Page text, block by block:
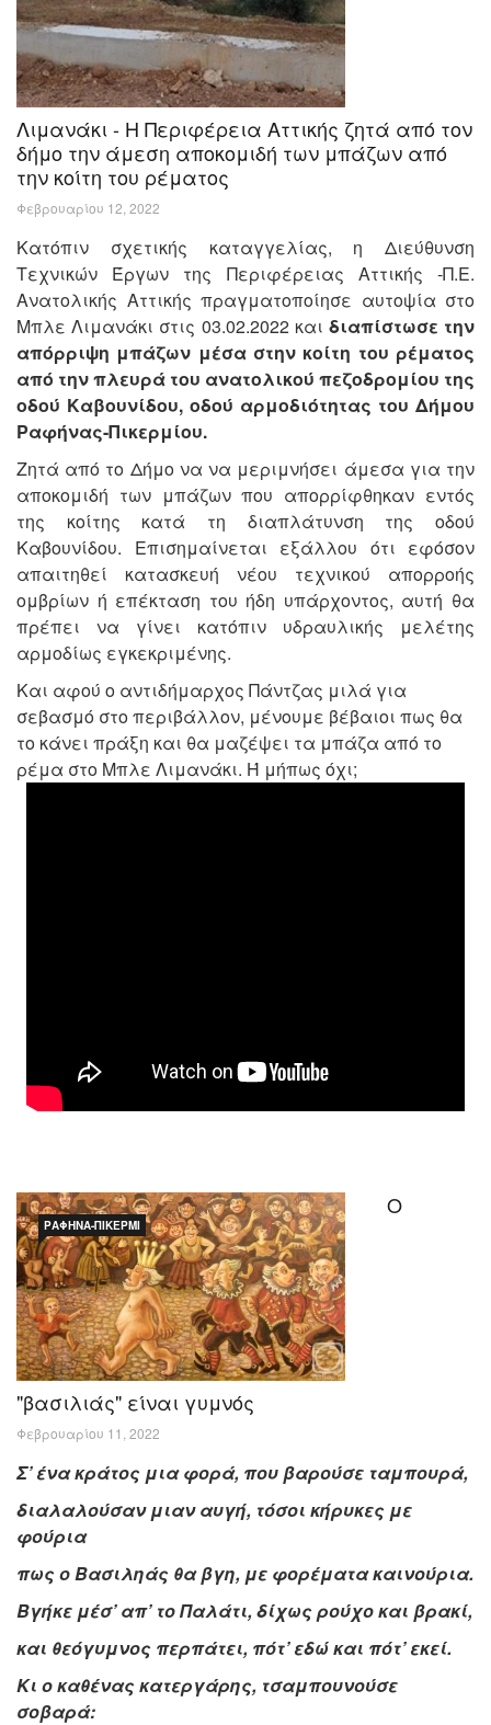
Λιμανάκι - Η Περιφέρεια Αττικής ζητά από τον
δήμο την άμεση αποκομιδή των μπάζων από
την κοίτη του ρέματος
Φεβρουαρίου 12, 2022
Κατόπιν σχετικής καταγγελίας, η Διεύθυνση
Τεχνικών Έργων της Περιφέρειας Αττικής -Π.Ε.
Ανατολικής Αττικής πραγματοποίησε αυτοψία στο
Μπλε Λιμανάκι στις 03.02.2022 και διαπίστωσε την
απόρριψη μπάζων μέσα στην κοίτη του ρέματος
από την πλευρά του ανατολικού πεζοδρομίου της
οδού Καβουνίδου, οδού αρμοδιότητας του Δήμου
Ραφήνας-Πικερμίου.
Ζητά από το Δήμο να να μεριμνήσει άμεσα για την
αποκομιδή των μπάζων που απορρίφθηκαν εντός
της κοίτης κατά τη διαπλάτυνση της οδού
Καβουνίδου. Επισημαίνεται εξάλλου ότι εφόσον
απαιτηθεί κατασκευή νέου τεχνικού απορροής
ομβρίων ή επέκταση του ήδη υπάρχοντος, αυτή θα
πρέπει να γίνει κατόπιν υδραυλικής μελέτης
αρμοδίως εγκεκριμένης.
Και αφού ο αντιδήμαρχος Πάντζας μιλά για
σεβασμό στο περιβάλλον, μένουμε βέβαιοι πως θα
το κάνει πράξη και θα μαζέψει τα μπάζα από το
ρέμα στο Μπλε Λιμανάκι. Ή μήπως όχι;
ΡΑΦΉΝΑ-ΠΙΚΈΡΜΙ
Ο
"βασιλιάς" είναι γυμνός
Φεβρουαρίου 11, 2022
Σ’ ένα κράτος μια φορά, που βαρούσε ταμπουρά,
διαλαλούσαν μιαν αυγή, τόσοι κήρυκες με
φούρια
πως ο Βασιληάς θα βγη, με φορέματα καινούρια.
Βγήκε μέσ’ απ’ το Παλάτι, δίχως ρούχο και βρακί,
και θεόγυμνος περπάτει, πότ’ εδώ και πότ’ εκεί.
Κι ο καθένας κατεργάρης, τσαμπουνούσε
σοβαρά: